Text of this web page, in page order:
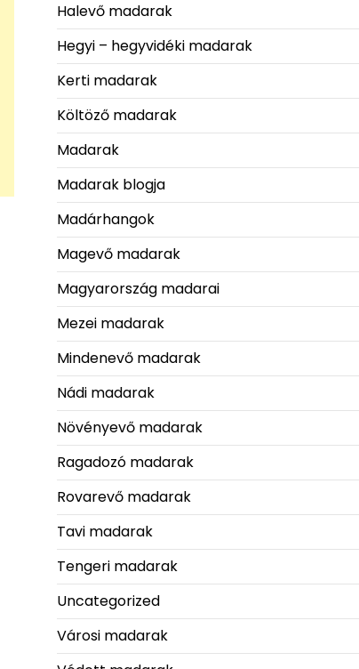
Halevő madarak
Hegyi – hegyvidéki madarak
Kerti madarak
Költöző madarak
Madarak
Madarak blogja
Madárhangok
Magevő madarak
Magyarország madarai
Mezei madarak
Mindenevő madarak
Nádi madarak
Növényevő madarak
Ragadozó madarak
Rovarevő madarak
Tavi madarak
Tengeri madarak
Uncategorized
Városi madarak